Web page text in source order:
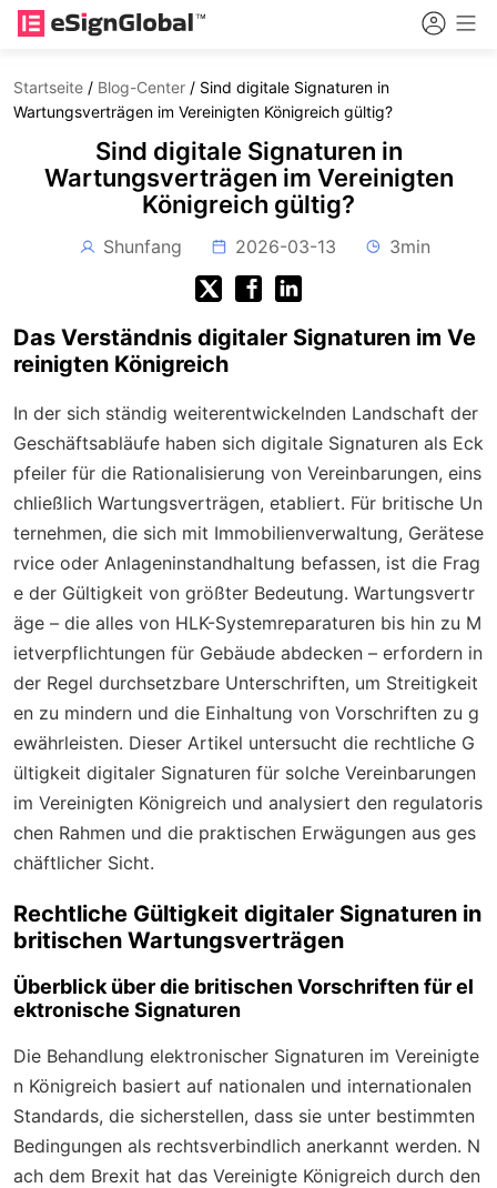
Startseite / Blog-Center / Sind digitale Signaturen in
Wartungsverträgen im Vereinigten Königreich gültig?
Sind digitale Signaturen in
Wartungsverträgen im Vereinigten
Königreich gültig?
Shunfang 2026-03-13 3min
Das Verständnis digitaler Signaturen im Ve
reinigten Königreich
In der sich ständig weiterentwickelnden Landschaft der
Geschäftsabläufe haben sich digitale Signaturen als Eck
pfeiler für die Rationalisierung von Vereinbarungen, eins
chließlich Wartungsverträgen, etabliert. Für britische Un
ternehmen, die sich mit Immobilienverwaltung, Gerätese
rvice oder Anlageninstandhaltung befassen, ist die Frag
e der Gültigkeit von größter Bedeutung. Wartungsvertr
äge – die alles von HLK-Systemreparaturen bis hin zu M
ietverpflichtungen für Gebäude abdecken – erfordern in
der Regel durchsetzbare Unterschriften, um Streitigkeit
en zu mindern und die Einhaltung von Vorschriften zu g
ewährleisten. Dieser Artikel untersucht die rechtliche G
ültigkeit digitaler Signaturen für solche Vereinbarungen
im Vereinigten Königreich und analysiert den regulatoris
chen Rahmen und die praktischen Erwägungen aus ges
chäftlicher Sicht.
Rechtliche Gültigkeit digitaler Signaturen in
britischen Wartungsverträgen
Überblick über die britischen Vorschriften für el
ektronische Signaturen
Die Behandlung elektronischer Signaturen im Vereinigte
n Königreich basiert auf nationalen und internationalen
Standards, die sicherstellen, dass sie unter bestimmten
Bedingungen als rechtsverbindlich anerkannt werden. N
ach dem Brexit hat das Vereinigte Königreich durch den